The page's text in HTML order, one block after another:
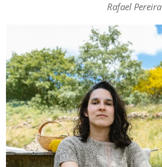
Rafael Pereira